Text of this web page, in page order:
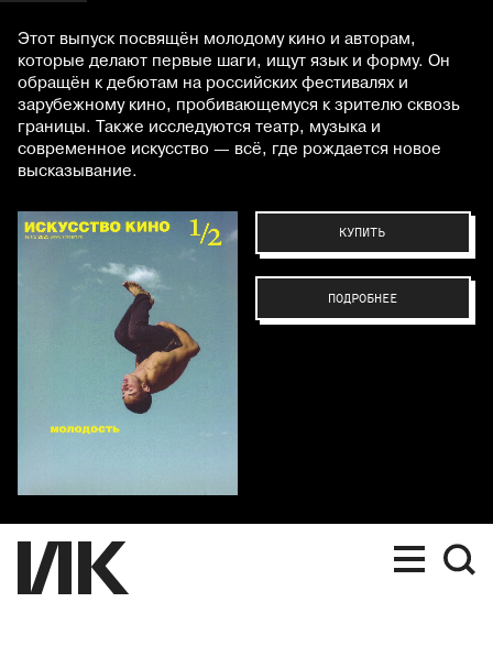
Этот выпуск посвящён молодому кино и авторам,
которые делают первые шаги, ищут язык и форму. Он
обращён к дебютам на российских фестивалях и
зарубежному кино, пробивающемуся к зрителю сквозь
границы. Также исследуются театр, музыка и
современное искусство — всё, где рождается новое
высказывание.
КУПИТЬ
ПОДРОБНЕЕ